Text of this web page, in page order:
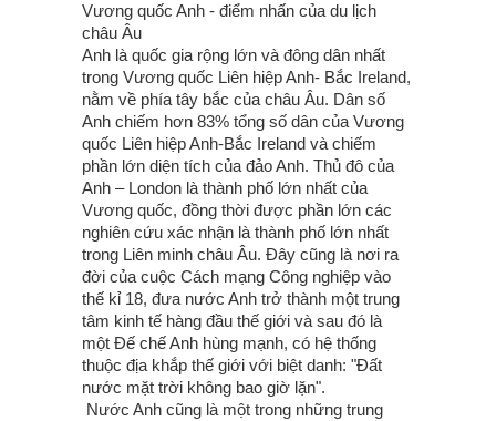
Vương quốc Anh - điểm nhấn của du lịch
châu Âu
Anh là quốc gia rộng lớn và đông dân nhất
trong Vương quốc Liên hiệp Anh- Bắc Ireland,
nằm về phía tây bắc của châu Âu. Dân số
Anh chiếm hơn 83% tổng số dân của Vương
quốc Liên hiệp Anh-Bắc Ireland và chiếm
phần lớn diện tích của đảo Anh. Thủ đô của
Anh – London là thành phố lớn nhất của
Vương quốc, đồng thời được phần lớn các
nghiên cứu xác nhận là thành phố lớn nhất
trong Liên minh châu Âu. Đây cũng là nơi ra
đời của cuộc Cách mạng Công nghiệp vào
thế kỉ 18, đưa nước Anh trở thành một trung
tâm kinh tế hàng đầu thế giới và sau đó là
một Đế chế Anh hùng mạnh, có hệ thống
thuộc địa khắp thế giới với biệt danh: "Đất
nước mặt trời không bao giờ lặn".
Nước Anh cũng là một trong những trung